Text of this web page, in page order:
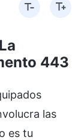
443
las
es tu